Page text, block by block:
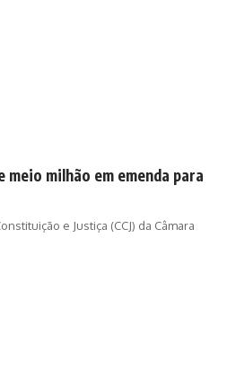
meio milhão em emenda para
e Justiça (CCJ) da Câmara